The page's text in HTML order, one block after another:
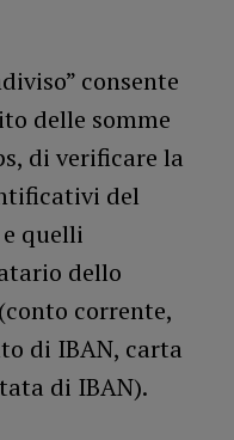
consente
delle somme
di verificare la
del
quelli
dello
corrente,
di IBAN, carta
di IBAN).